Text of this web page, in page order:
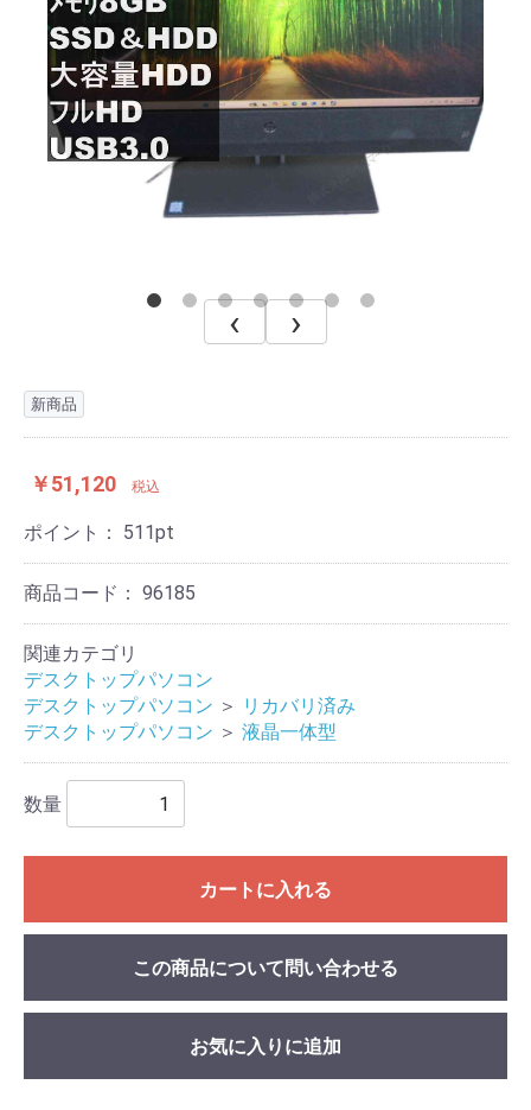
‹ ›
新商品
￥51,120 税込
ポイント： 511pt
商品コード： 96185
関連カテゴリ
デスクトップパソコン
デスクトップパソコン ＞ リカバリ済み
デスクトップパソコン ＞ 液晶一体型
数量
カートに入れる
この商品について問い合わせる
お気に入りに追加